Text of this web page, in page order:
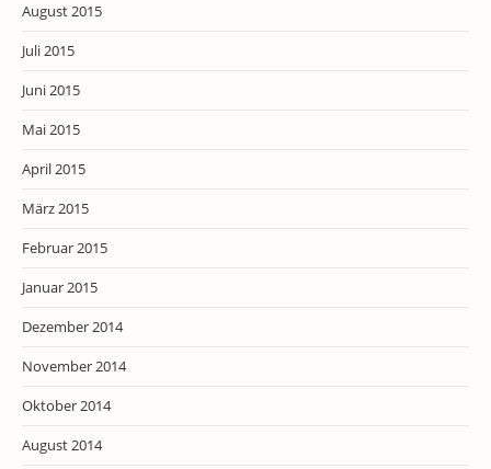
August 2015
Juli 2015
Juni 2015
Mai 2015
April 2015
März 2015
Februar 2015
Januar 2015
Dezember 2014
November 2014
Oktober 2014
August 2014